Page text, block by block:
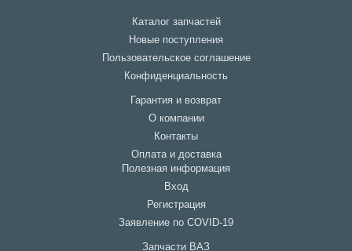
Каталог запчастей
Новые поступления
Пользовательское соглашение
Конфиденциальность
Гарантия и возврат
О компании
Контакты
Оплата и доставка
Полезная информация
Вход
Регистрация
Заявление по COVID-19
Запчасти ВАЗ